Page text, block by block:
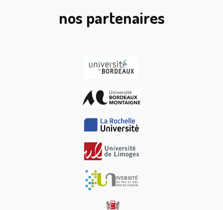
nos partenaires